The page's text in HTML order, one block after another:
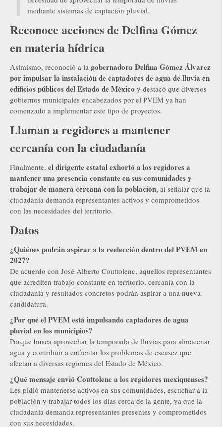
mediante sistemas de captación pluvial.
Reconoce acciones de Delfina Gómez
en materia hídrica
Asimismo, reconoció a la gobernadora Delfina Gómez Álvarez
por impulsar la instalación de captadores de agua de lluvia en
edificios públicos del Estado de México y destacó que diversos
gobiernos municipales encabezados por el PVEM ya han
comenzado a implementar este tipo de proyectos.
Llaman a regidores a mantener
cercanía con la ciudadanía
Finalmente, el dirigente estatal exhortó a los regidores a
mantener una presencia constante en sus comunidades y
trabajar de manera cercana con la población, al señalar que la
ciudadanía demanda representantes activos y comprometidos
con las necesidades del territorio.
Datos
¿Quiénes podrán aspirar a la reelección dentro del PVEM en
2027?
De acuerdo con José Alberto Couttolenc, aquellos representantes
que acrediten trabajo constante en territorio, cercanía con la
ciudadanía y resultados concretos podrán aspirar a una nueva
candidatura.
¿Por qué el PVEM está impulsando captadores de agua
pluvial en los municipios?
Porque busca aprovechar la temporada de lluvias para almacenar
agua y contribuir a enfrentar los problemas de escasez que
afectan a diversas regiones del Estado de México.
¿Qué mensaje envió Couttolenc a los regidores mexiquenses?
Les pidió mantenerse activos en sus comunidades, escuchar a la
población y trabajar todos los días cerca de la gente, ya que la
ciudadanía demanda representantes presentes y comprometidos
con sus necesidades.